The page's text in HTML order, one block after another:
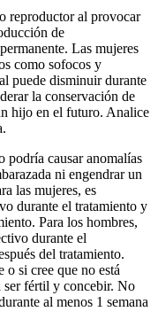
reproductor al provocar
de
Las mujeres
como sofocos y
puede disminuir durante
la conservación de
hijo en el futuro. Analice
podría causar anomalías
ni engendrar un
las mujeres, es
durante el tratamiento y
Para los hombres,
durante el
del tratamiento.
o si cree que no está
ser fértil y concebir. No
al menos 1 semana